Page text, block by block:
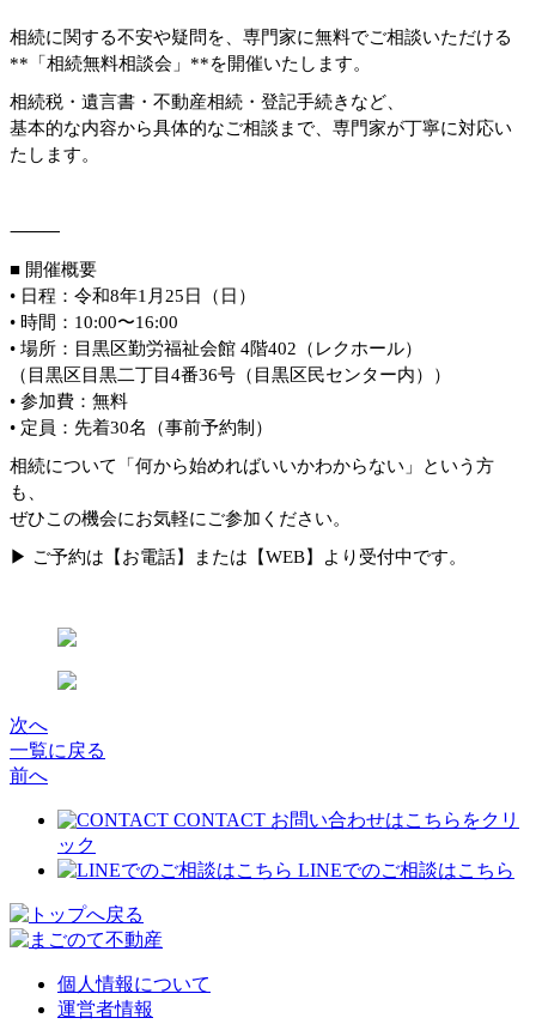
相続に関する不安や疑問を、専門家に無料でご相談いただける
**「相続無料相談会」**を開催いたします。
相続税・遺言書・不動産相続・登記手続きなど、
基本的な内容から具体的なご相談まで、専門家が丁寧に対応い
たします。
⸻
■ 開催概要
• 日程：令和8年1月25日（日）
• 時間：10:00〜16:00
• 場所：目黒区勤労福祉会館 4階402（レクホール）
（目黒区目黒二丁目4番36号（目黒区民センター内））
• 参加費：無料
• 定員：先着30名（事前予約制）
相続について「何から始めればいいかわからない」という方
も、
ぜひこの機会にお気軽にご参加ください。
▶ ご予約は【お電話】または【WEB】より受付中です。
次へ
一覧に戻る
前へ
CONTACT お問い合わせはこちらをクリ
ック
LINEでのご相談はこちら
個人情報について
運営者情報